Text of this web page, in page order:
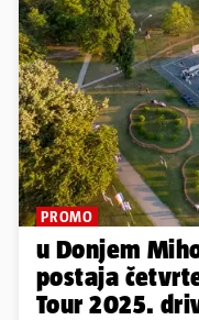
PROMO
u Donjem
postaja
Tour 2025.